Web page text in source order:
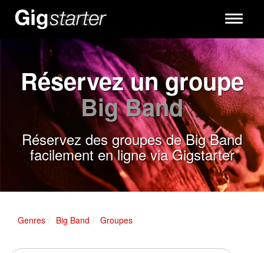
Toggle
Réservez un groupe
Big Band
Réservez des groupes de Big Band
facilement en ligne via Gigstarter
Genres Big Band Groupes